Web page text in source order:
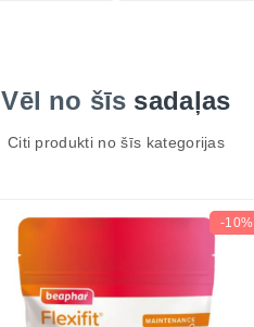
Vēl no šīs sadaļas
Citi produkti no šīs kategorijas
-10%